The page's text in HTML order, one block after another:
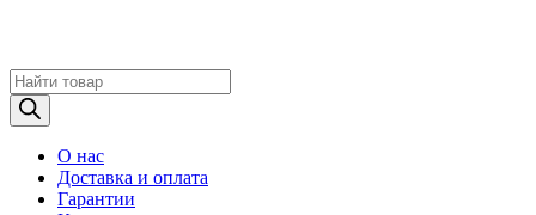
Поиск
товаров
О нас
Доставка и оплата
Гарантии